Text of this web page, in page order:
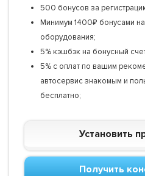
500 бонусов за
Минимум 1400₽ бонусами
оборудования;
5% кэшбэк на бонусный
5% с оплат по вашим
автосервис знакомым и
бесплатно;
Установить
Получить